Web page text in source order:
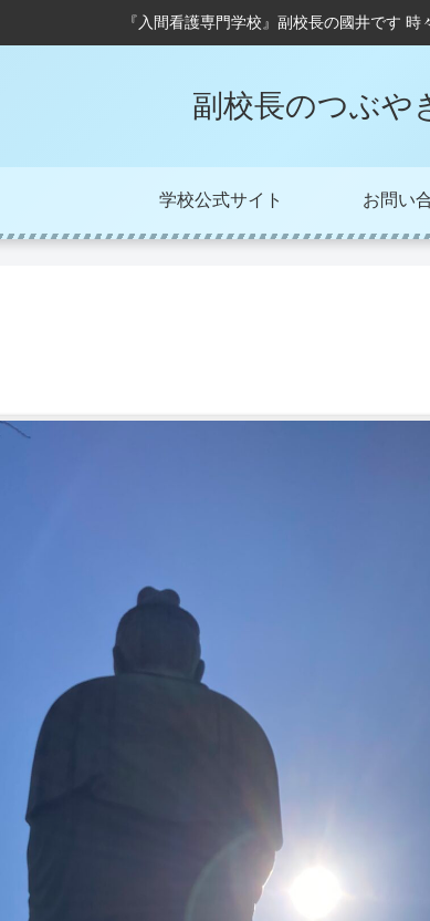
『入間看護専門学校』副校長の國井です 時
副校長のつぶや
学校公式サイト お問い